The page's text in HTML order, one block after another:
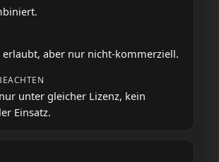
erlaubt, aber nur nicht-kommerziell.
unter gleicher Lizenz, kein
Einsatz.